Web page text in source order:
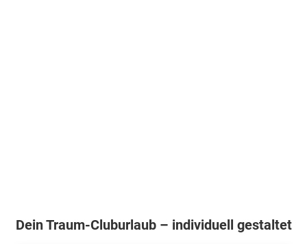
Dein Traum-Cluburlaub – individuell gestaltet